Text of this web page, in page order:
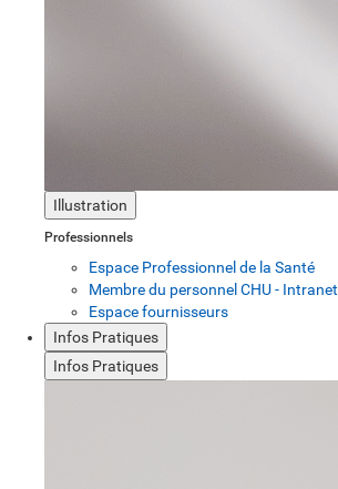
Illustration
Professionnels
Espace Professionnel de la Santé
Membre du personnel CHU - Intranet
Espace fournisseurs
Infos Pratiques
Infos Pratiques